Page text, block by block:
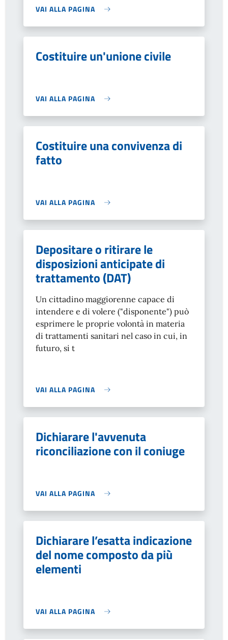
VAI ALLA PAGINA
Costituire un'unione civile
VAI ALLA PAGINA
Costituire una convivenza di
fatto
VAI ALLA PAGINA
Depositare o ritirare le
disposizioni anticipate di
trattamento (DAT)
Un cittadino maggiorenne capace di
intendere e di volere ("disponente") può
esprimere le proprie volontà in materia
di trattamenti sanitari nel caso in cui, in
futuro, si t
VAI ALLA PAGINA
Dichiarare l'avvenuta
riconciliazione con il coniuge
VAI ALLA PAGINA
Dichiarare l’esatta indicazione
del nome composto da più
elementi
VAI ALLA PAGINA